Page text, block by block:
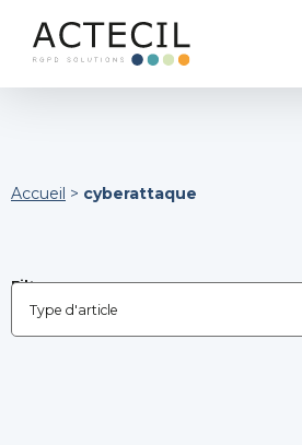
Accueil > cyberattaque
Filtrer par :